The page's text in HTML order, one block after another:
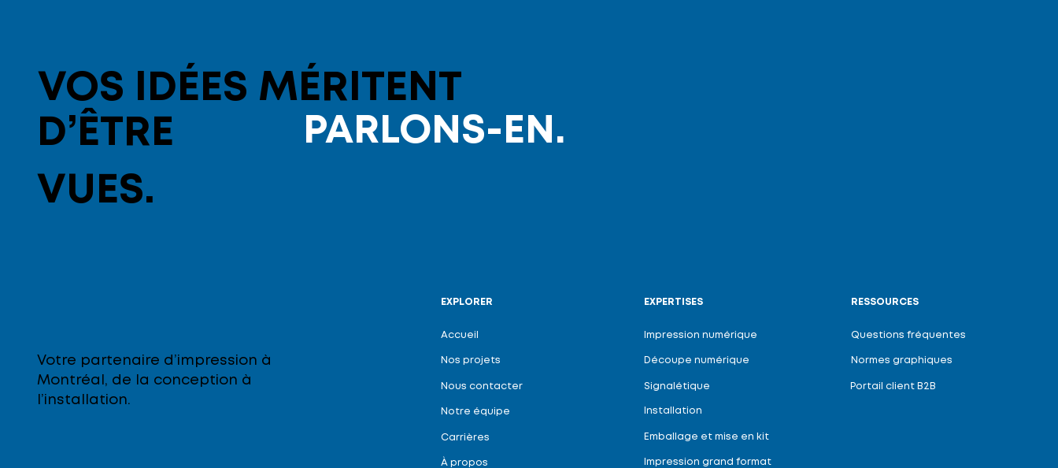
VOS IDÉES MÉRITENT
D’ÊTRE
VUES.
PARLONS-EN.
Votre partenaire d’impression à
Montréal, de la conception à
l’installation.
EXPLORER
Accueil
Nos projets
Nous contacter
Notre équipe
Carrières
À propos
EXPERTISES
Impression numérique
Signalétique
Découpe numérique
Installation
Emballage et mise en kit
Impression grand format
RESSOURCES
Questions fréquentes
Normes graphiques
Portail client B2B